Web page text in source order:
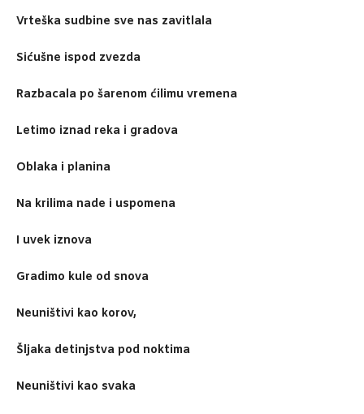
Vrteška sudbine sve nas zavitlala
Sićušne ispod zvezda
Razbacala po šarenom ćilimu vremena
Letimo iznad reka i gradova
Oblaka i planina
Na krilima nade i uspomena
I uvek iznova
Gradimo kule od snova
Neuništivi kao korov,
Šljaka detinjstva pod noktima
Neuništivi kao svaka